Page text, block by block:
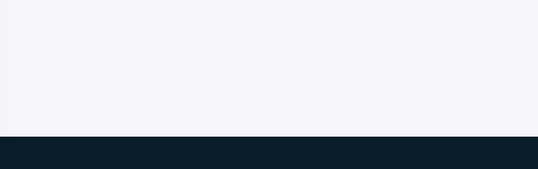
Stopka strony